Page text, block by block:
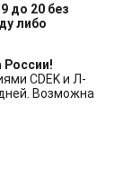
до 20 без
либо
CDEK и Л-
Возможна